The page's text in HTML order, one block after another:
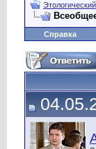
Справка